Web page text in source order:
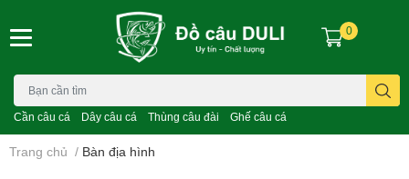
Cần câu cá Dây câu cá Thùng câu đài Ghế câu cá
0
Trang chủ / Bàn địa hình